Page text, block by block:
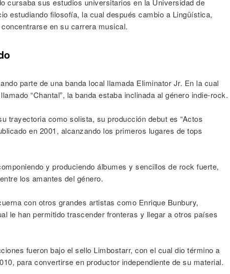
cursaba sus estudios universitarios en la Universidad de
estudiando filosofía, la cual después cambio a Lingüística,
en su carrera musical.
parte de una banda local llamada Eliminator Jr. En la cual
“Chantal”, la banda estaba inclinada al género indie-rock.
trayectoria como solista, su producción debut es “Actos
en 2001, alcanzando los primeros lugares de tops
y produciendo álbumes y sencillos de rock fuerte,
los amantes del género.
con otros grandes artistas como Enrique Bunbury,
le han permitido trascender fronteras y llegar a otros países
fueron bajo el sello Limbostarr, con el cual dio término a
para convertirse en productor independiente de su material.